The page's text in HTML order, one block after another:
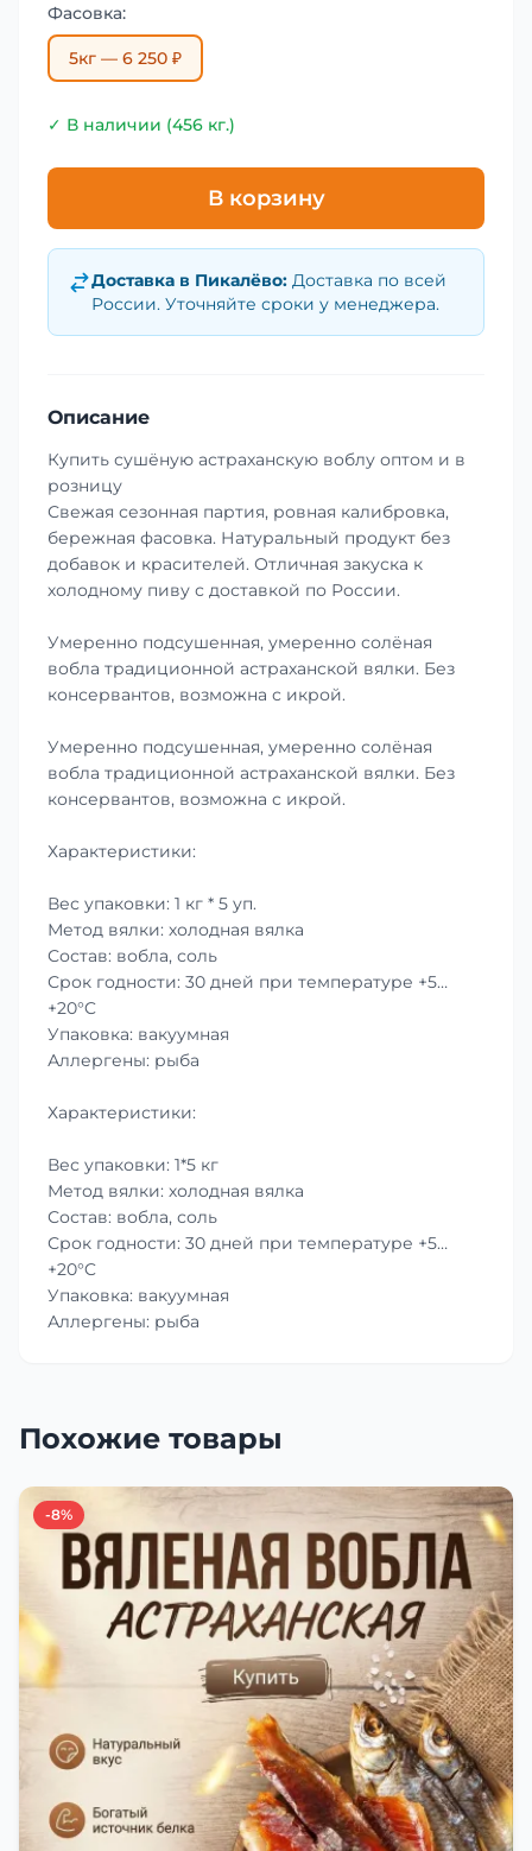
Фасовка:
5кг — 6 250 ₽
✓ В наличии (456 кг.)
В корзину
Доставка в Пикалёво: Доставка по всей
России. Уточняйте сроки у менеджера.
Описание
Купить сушёную астраханскую воблу оптом и в
розницу
Свежая сезонная партия, ровная калибровка,
бережная фасовка. Натуральный продукт без
добавок и красителей. Отличная закуска к
холодному пиву с доставкой по России.
Умеренно подсушенная, умеренно солёная
вобла традиционной астраханской вялки. Без
консервантов, возможна с икрой.
Умеренно подсушенная, умеренно солёная
вобла традиционной астраханской вялки. Без
консервантов, возможна с икрой.
Характеристики:
Вес упаковки: 1 кг * 5 уп.
Метод вялки: холодная вялка
Состав: вобла, соль
Срок годности: 30 дней при температуре +5…
+20°C
Упаковка: вакуумная
Аллергены: рыба
Характеристики:
Вес упаковки: 1*5 кг
Метод вялки: холодная вялка
Состав: вобла, соль
Срок годности: 30 дней при температуре +5…
+20°C
Упаковка: вакуумная
Аллергены: рыба
Похожие товары
-8%